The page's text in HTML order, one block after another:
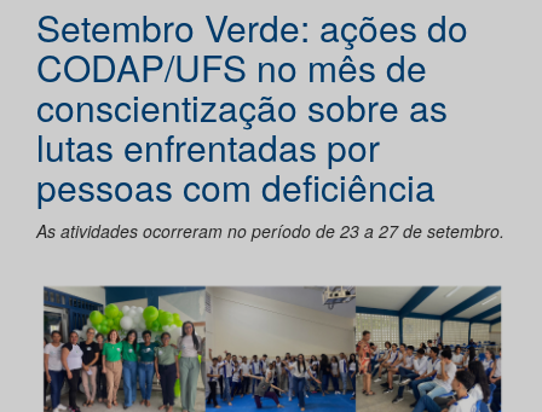
Setembro Verde: ações do
CODAP/UFS no mês de
conscientização sobre as
lutas enfrentadas por
pessoas com deficiência
As atividades ocorreram no período de 23 a 27 de setembro.